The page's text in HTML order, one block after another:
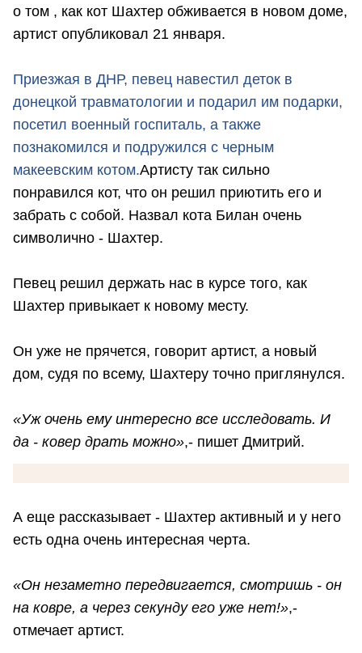
о том , как кот Шахтер обживается в новом доме,
артист опубликовал 21 января.
Приезжая в ДНР, певец навестил деток в
донецкой травматологии и подарил им подарки,
посетил военный госпиталь, а также
познакомился и подружился с черным
макеевским котом.Артисту так сильно
понравился кот, что он решил приютить его и
забрать с собой. Назвал кота Билан очень
символично - Шахтер.
Певец решил держать нас в курсе того, как
Шахтер привыкает к новому месту.
Он уже не прячется, говорит артист, а новый
дом, судя по всему, Шахтеру точно приглянулся.
«Уж очень ему интересно все исследовать. И
да - ковер драть можно»,- пишет Дмитрий.
А еще рассказывает - Шахтер активный и у него
есть одна очень интересная черта.
«Он незаметно передвигается, смотришь - он
на ковре, а через секунду его уже нет!»,-
отмечает артист.